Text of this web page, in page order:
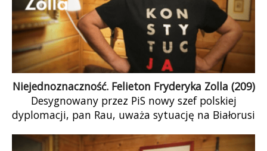
Niejednoznaczność. Felieton Fryderyka Zolla (209)
Desygnowany przez PiS nowy szef polskiej
dyplomacji, pan Rau, uważa sytuację na Białorusi
tego […]